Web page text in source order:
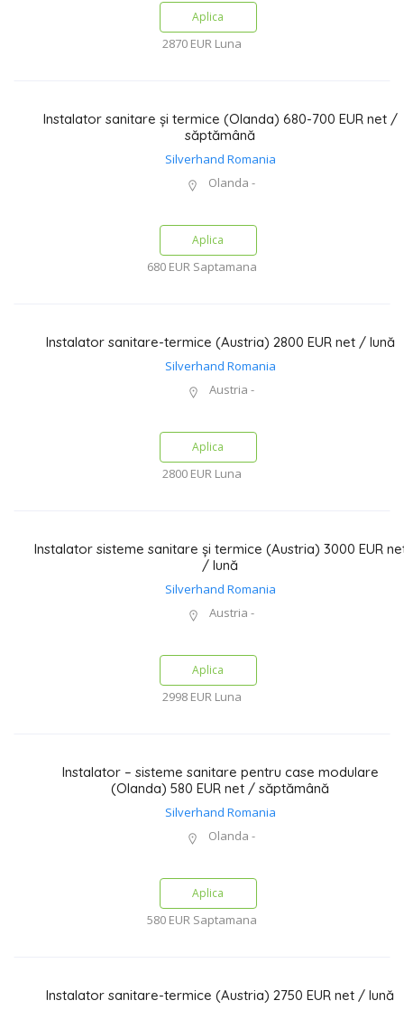
Aplica
2870 EUR Luna
Instalator sanitare și termice (Olanda) 680-700 EUR net /
săptămână
Silverhand Romania
Olanda -
Aplica
680 EUR Saptamana
Instalator sanitare-termice (Austria) 2800 EUR net / lună
Silverhand Romania
Austria -
Aplica
2800 EUR Luna
Instalator sisteme sanitare și termice (Austria) 3000 EUR
/ lună
Silverhand Romania
Austria -
Aplica
2998 EUR Luna
Instalator – sisteme sanitare pentru case modulare
(Olanda) 580 EUR net / săptămână
Silverhand Romania
Olanda -
Aplica
580 EUR Saptamana
Instalator sanitare-termice (Austria) 2750 EUR net / lună